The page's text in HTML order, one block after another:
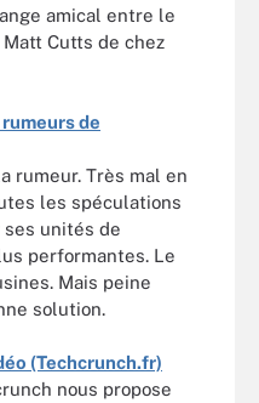
amical entre le
Cutts de chez
de
rumeur. Très mal en
les spéculations
ses unités de
performantes. Le
Mais peine
solution.
(Techcrunch.fr)
nous propose